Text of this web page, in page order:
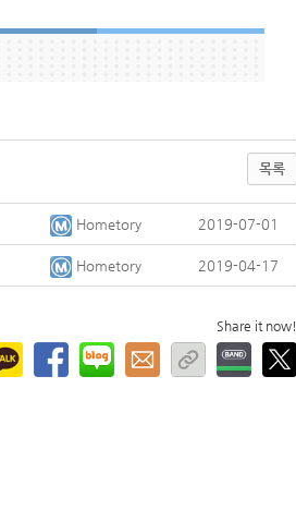
목록
Hometory 2019-07-01
Hometory 2019-04-17
Share it now!